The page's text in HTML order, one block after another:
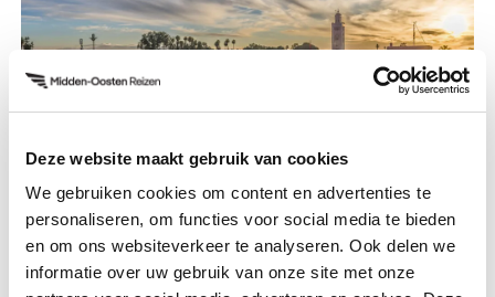
Deze website maakt gebruik van cookies
We gebruiken cookies om content en advertenties te
personaliseren, om functies voor social media te bieden
en om ons websiteverkeer te analyseren. Ook delen we
informatie over uw gebruik van onze site met onze